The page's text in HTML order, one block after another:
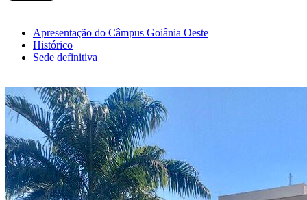
Apresentação do Câmpus Goiânia Oeste
Histórico
Sede definitiva